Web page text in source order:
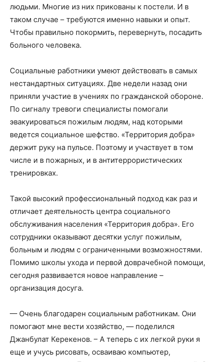
людьми. Многие из них прикованы к постели. И в
таком случае – требуются именно навыки и опыт.
Чтобы правильно покормить, перевернуть, посадить
больного человека.
Социальные работники умеют действовать в самых
нестандартных ситуациях. Две недели назад они
приняли участие в учениях по гражданской обороне.
По сигналу тревоги специалисты помогали
эвакуироваться пожилым людям, над которыми
ведется социальное шефство. «Территория добра»
держит руку на пульсе. Поэтому и участвует в том
числе и в пожарных, и в антитеррористических
тренировках.
Такой высокий профессиональный подход как раз и
отличает деятельность центра социального
обслуживания населения «Территория добра». Его
сотрудники оказывают десятки услуг пожилым,
больным и людям с ограниченными возможностями.
Помимо школы ухода и первой доврачебной помощи,
сегодня развивается новое направление –
организация досуга.
— Очень благодарен социальным работникам. Они
помогают мне вести хозяйство, — поделился
Джанбулат Керекенов. – А теперь с их легкой руки я
еще и учусь рисовать, осваиваю компьютер,